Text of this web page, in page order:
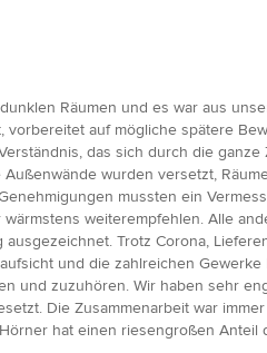
Räumen und es war aus
auf mögliche spätere
das sich durch die
wurden versetzt,
mussten ein
weiterempfehlen. Alle
Trotz Corona,
und die zahlreichen
zuzuhören. Wir haben sehr
Die Zusammenarbeit war
hat einen riesengroßen